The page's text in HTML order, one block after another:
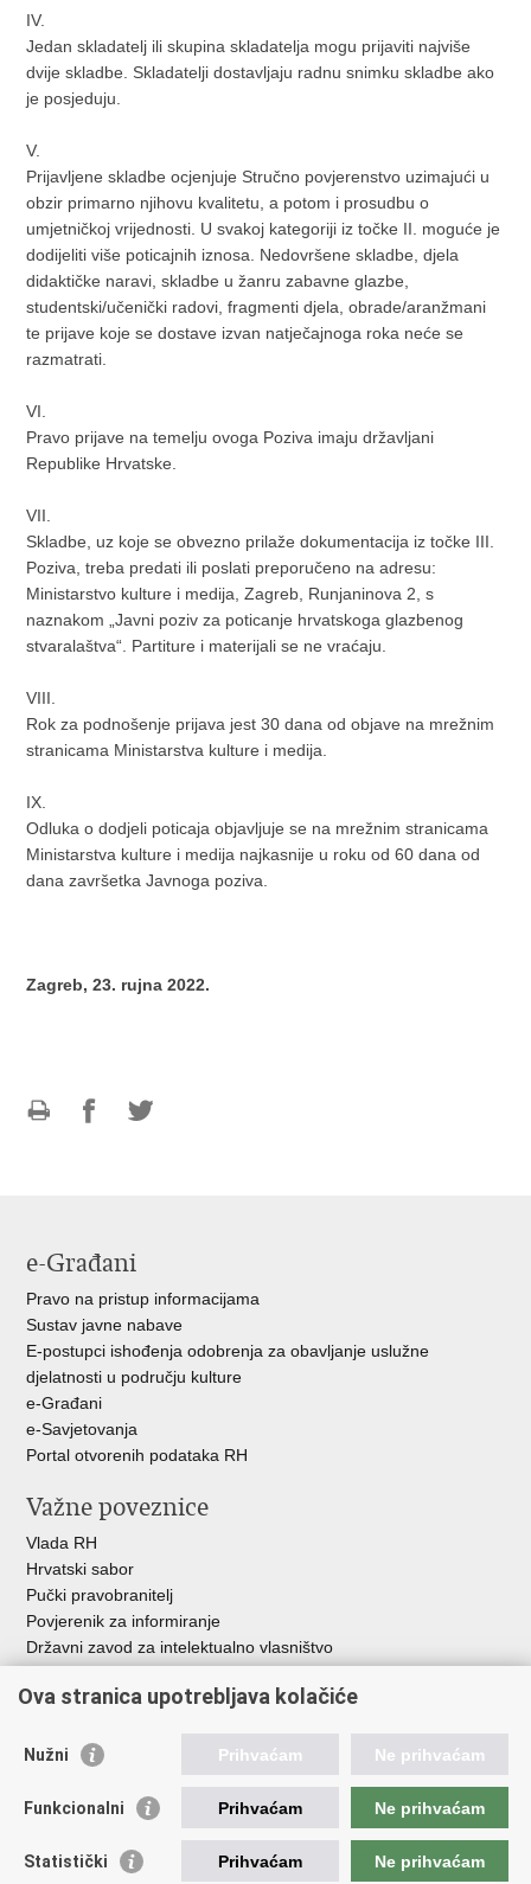
IV.
Jedan skladatelj ili skupina skladatelja mogu prijaviti najviše
dvije skladbe. Skladatelji dostavljaju radnu snimku skladbe ako
je posjeduju.
V.
Prijavljene skladbe ocjenjuje Stručno povjerenstvo uzimajući u
obzir primarno njihovu kvalitetu, a potom i prosudbu o
umjetničkoj vrijednosti. U svakoj kategoriji iz točke II. moguće je
dodijeliti više poticajnih iznosa. Nedovršene skladbe, djela
didaktičke naravi, skladbe u žanru zabavne glazbe,
studentski/učenički radovi, fragmenti djela, obrade/aranžmani
te prijave koje se dostave izvan natječajnoga roka neće se
razmatrati.
VI.
Pravo prijave na temelju ovoga Poziva imaju državljani
Republike Hrvatske.
VII.
Skladbe, uz koje se obvezno prilaže dokumentacija iz točke III.
Poziva, treba predati ili poslati preporučeno na adresu:
Ministarstvo kulture i medija, Zagreb, Runjaninova 2, s
naznakom „Javni poziv za poticanje hrvatskoga glazbenog
stvaralaštva“. Partiture i materijali se ne vraćaju.
VIII.
Rok za podnošenje prijava jest 30 dana od objave na mrežnim
stranicama Ministarstva kulture i medija.
IX.
Odluka o dodjeli poticaja objavljuje se na mrežnim stranicama
Ministarstva kulture i medija najkasnije u roku od 60 dana od
dana završetka Javnoga poziva.
Zagreb, 23. rujna 2022.
e-Građani
Pravo na pristup informacijama
Sustav javne nabave
E-postupci ishođenja odobrenja za obavljanje uslužne
djelatnosti u području kulture
e-Građani
e-Savjetovanja
Portal otvorenih podataka RH
Važne poveznice
Vlada RH
Hrvatski sabor
Pučki pravobranitelj
Povjerenik za informiranje
Državni zavod za intelektualno vlasništvo
HAKOM
Ostale poveznice
Hrvatski audiovizualni centar
Creative Europe
Ova stranica upotrebljava kolačiće
Nužni Prihvaćam Ne prihvaćam
Funkcionalni Prihvaćam Ne prihvaćam
Statistički Prihvaćam Ne prihvaćam